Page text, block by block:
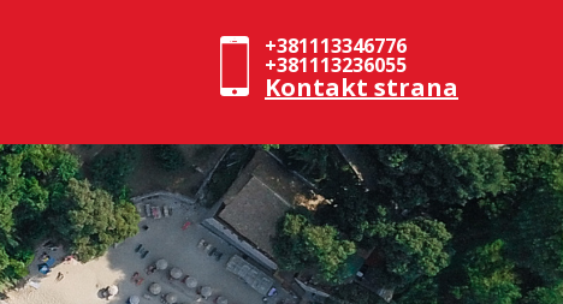
+381113346776
+381113236055
Kontakt strana